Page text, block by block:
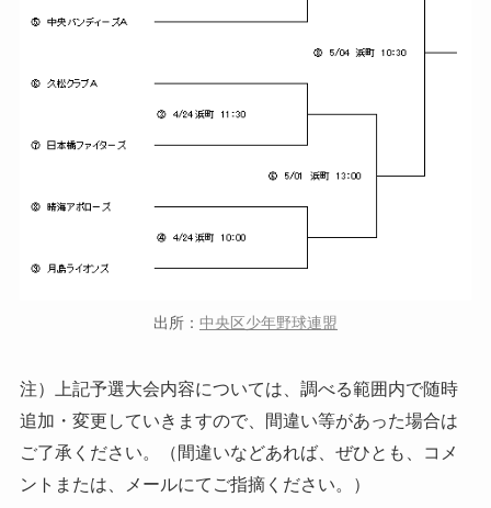
出所： 中央区少年野球連盟
注）上記予選大会内容については、調べる範囲内で随時
追加・変更していきますので、間違い等があった場合は
ご了承ください。（間違いなどあれば、ぜひとも、コメ
ントまたは、メールにてご指摘ください。）